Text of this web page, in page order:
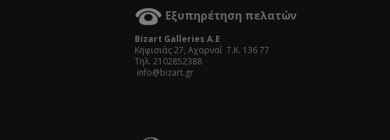
Εξυπηρέτηση πελατών
Bizart Galleries A.E
Kηφισιάς 27, Αχαρναί Τ.Κ. 136 77
Τηλ. 2102852388
info@bizart.gr